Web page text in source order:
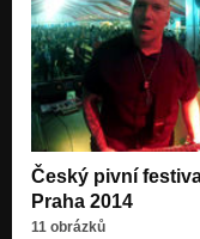
Český pivní
Praha 2014
11 obrázků